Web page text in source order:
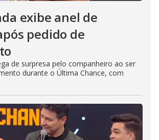
exibe anel de
pedido de
de surpresa pelo companheiro ao ser
durante o Última Chance, com